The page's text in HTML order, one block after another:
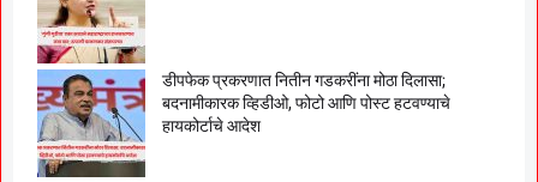
डीपफेक प्रकरणात नितीन गडकरींना मोठा दिलासा;
बदनामीकारक व्हिडीओ, फोटो आणि पोस्ट हटवण्याचे
हायकोर्टाचे आदेश